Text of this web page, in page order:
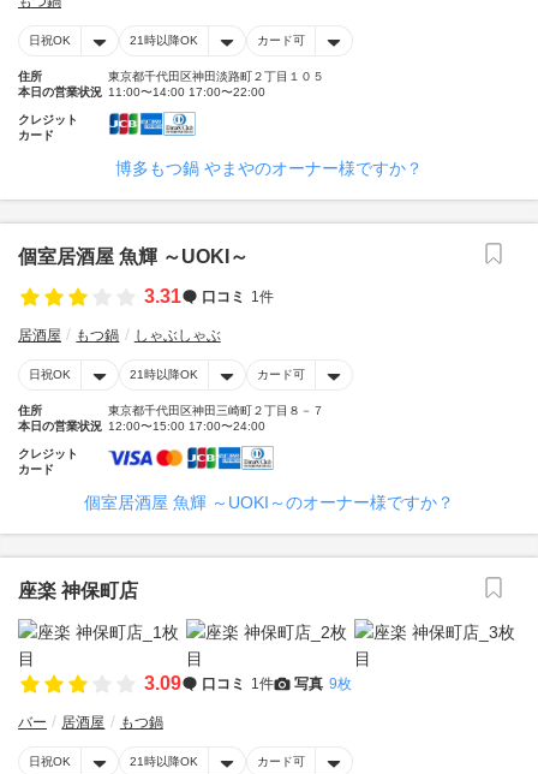
日祝OK 21時以降OK カード可
住所
東京都千代田区神田淡路町２丁目１０５
本日の営業状況 11:00〜14:00 17:00〜22:00
クレジット
カード
博多もつ鍋 やまやのオーナー様ですか？
個室居酒屋 魚輝 ～UOKI～
3.31
口コミ 1件
居酒屋 もつ鍋 しゃぶしゃぶ
日祝OK 21時以降OK カード可
住所
東京都千代田区神田三崎町２丁目８－７
本日の営業状況 12:00〜15:00 17:00〜24:00
クレジット
カード
個室居酒屋 魚輝 ～UOKI～のオーナー様ですか？
座楽 神保町店
3.09 口コミ 1件 写真 9枚
バー 居酒屋 もつ鍋
日祝OK 21時以降OK カード可